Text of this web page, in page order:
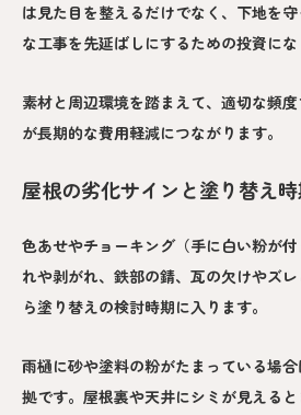
は見た目を整えるだけでなく、下地を
な工事を先延ばしにするための投資にな
素材と周辺環境を踏まえて、適切な頻
が長期的な費用軽減につながります。
屋根の劣化サインと塗り替え
色あせやチョーキング（手に白い粉が
れや剥がれ、鉄部の錆、瓦の欠けやズ
ら塗り替えの検討時期に入ります。
雨樋に砂や塗料の粉がたまっている場
拠です。屋根裏や天井にシミが見える